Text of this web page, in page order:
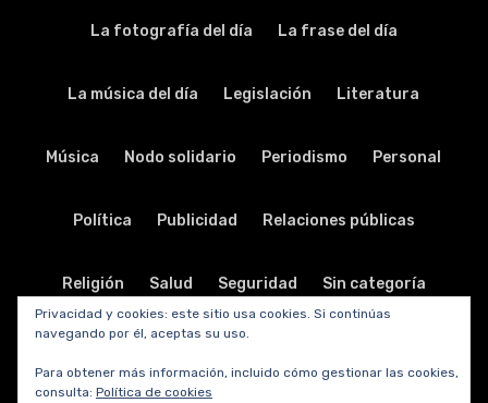
La fotografía del día La frase del día
La música del día Legislación Literatura
Música Nodo solidario Periodismo Personal
Política Publicidad Relaciones públicas
Religión Salud Seguridad Sin categoría
Sociedad
Privacidad y cookies: este sitio usa cookies. Si continúas
navegando por él, aceptas su uso.
Para obtener más información, incluido cómo gestionar las cookies,
consulta: Política de cookies